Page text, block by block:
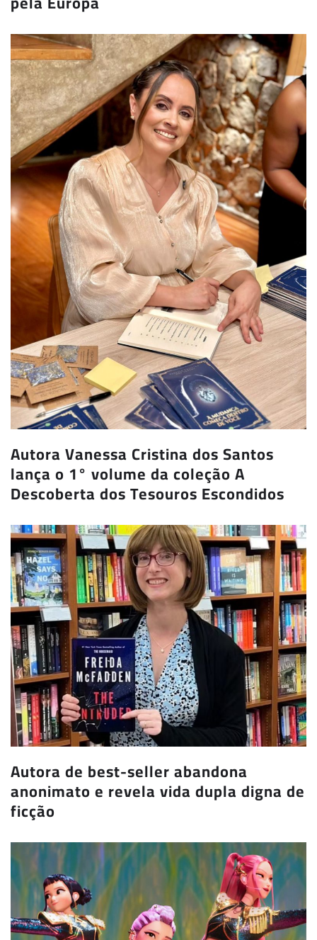
Autora Vanessa Cristina dos Santos
lança o 1° volume da coleção A
Descoberta dos Tesouros Escondidos
Autora de best-seller abandona
anonimato e revela vida dupla digna de
ficção